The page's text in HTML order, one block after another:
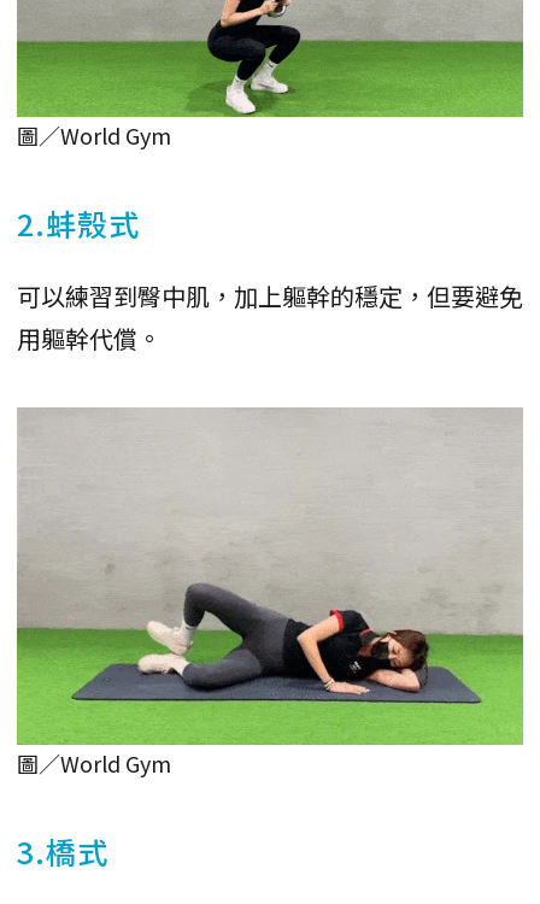
圖／World Gym
2.蚌殼式
可以練習到臀中肌，加上軀幹的穩定，但要避免
用軀幹代償。
圖／World Gym
3.橋式